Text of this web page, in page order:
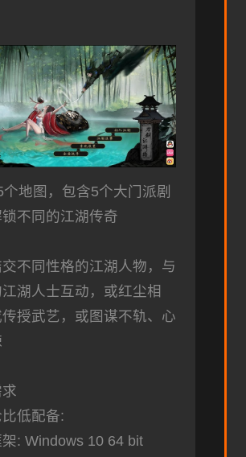
地图，包含5个大门派剧
不同的江湖传奇
不同性格的江湖人物，与
湖人士互动，或红尘相
授武艺，或图谋不轨、心
低配备:
: Windows 10 64 bit